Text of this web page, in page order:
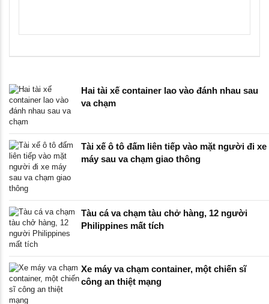
Hai tài xế container lao vào đánh nhau sau
va chạm
Tài xế ô tô đấm liên tiếp vào mặt người đi xe
máy sau va chạm giao thông
Tàu cá va chạm tàu chở hàng, 12 người
Philippines mất tích
Xe máy va chạm container, một chiến sĩ
công an thiệt mạng